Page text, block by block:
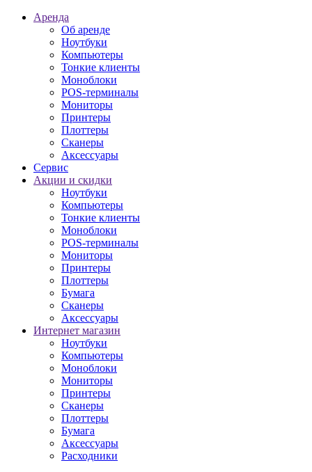
Аренда
Об аренде
Ноутбуки
Компьютеры
Тонкие клиенты
Моноблоки
POS-терминалы
Мониторы
Принтеры
Плоттеры
Сканеры
Аксессуары
Сервис
Акции и скидки
Ноутбуки
Компьютеры
Тонкие клиенты
Моноблоки
POS-терминалы
Мониторы
Принтеры
Плоттеры
Бумага
Сканеры
Аксессуары
Интернет магазин
Ноутбуки
Компьютеры
Моноблоки
Мониторы
Принтеры
Сканеры
Плоттеры
Бумага
Аксессуары
Расходники